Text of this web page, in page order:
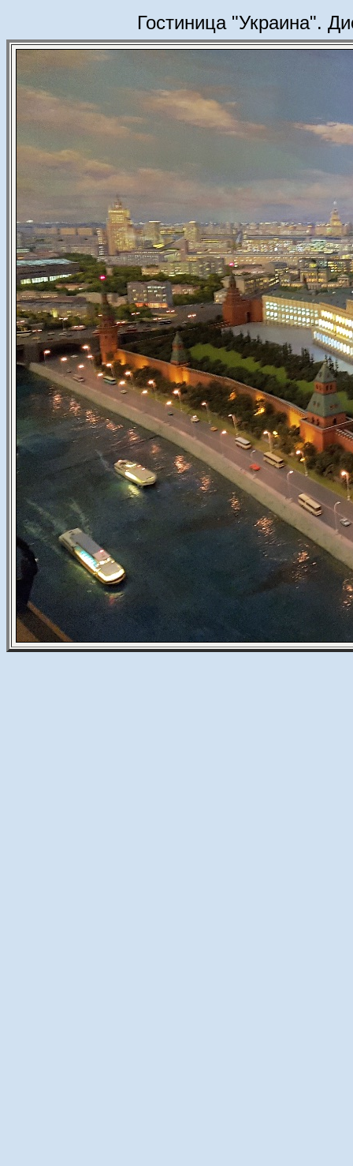
Гостиница "Украина".